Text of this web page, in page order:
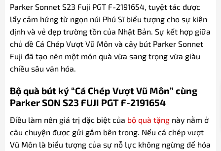
Parker Sonnet S23 Fuji PGT F-2191654, tuyệt tác được
lấy cảm hứng từ ngọn núi Phú Sĩ biểu tượng cho sự kiên
định và vẻ đẹp trường tồn của Nhật Bản. Sự kết hợp giữa
chủ đề Cá Chép Vượt Vũ Môn và cây bút Parker Sonnet
Fuji đã tạo nên một món quà vừa sang trọng vừa giàu
chiều sâu văn hóa.
Bộ quà bút ký “Cá Chép Vượt Vũ Môn” cùng
Parker SON S23 FUJI PGT F-2191654
Điều làm nên giá trị đặc biệt của bộ quà tặngnày nằm ở
câu chuyện được gửi gắm bên trong. Nếu cá chép vượt
Vũ Môn là biểu tượng của sự nỗ lực không ngừng để hóa